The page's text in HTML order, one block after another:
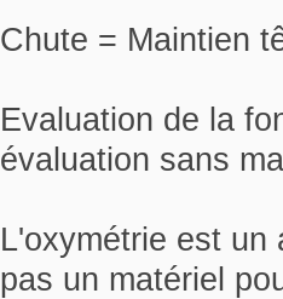
Chute = Maintien
Evaluation de la
évaluation sans
L'oxymétrie est un
pas un matériel